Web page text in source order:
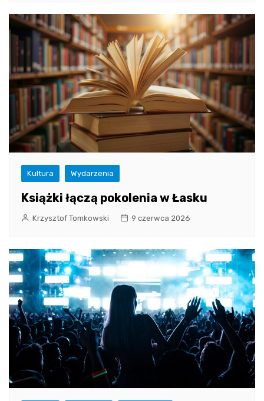
Kultura Wydarzenia
Książki łączą pokolenia w Łasku
Krzysztof Tomkowski 9 czerwca 2026